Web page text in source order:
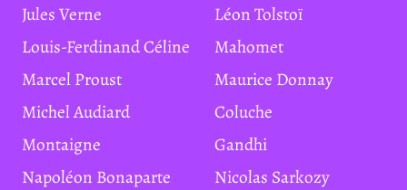
Jules Verne
Léon Tolstoï
Louis-Ferdinand Céline
Mahomet
Marcel Proust
Maurice Donnay
Michel Audiard
Coluche
Montaigne
Gandhi
Napoléon Bonaparte
Nicolas Sarkozy